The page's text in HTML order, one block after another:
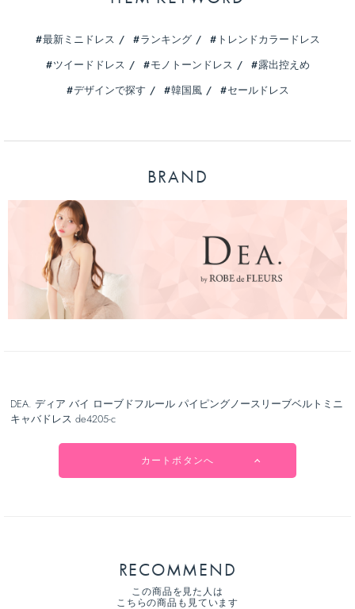
最新ミニドレス ランキング
トレンドカラードレス
ツイードドレス
モノトーンドレス
露出控えめ
デザインで探す
韓国風 セールドレス
BRAND
DEA. ディア バイ ローブドフルール パイピングノースリーブベルトミニ
キャバドレス de4205-c
カートボタンへ
RECOMMEND
この商品を見た人は
こちらの商品も見ています